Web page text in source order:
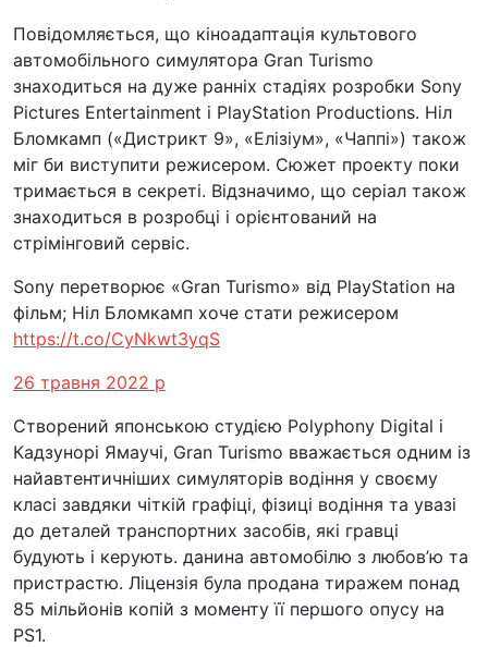
Повідомляється, що кіноадаптація культового
автомобільного симулятора Gran Turismo
знаходиться на дуже ранніх стадіях розробки Sony
Pictures Entertainment і PlayStation Productions. Ніл
Бломкамп («Дистрикт 9», «Елізіум», «Чаппі») також
міг би виступити режисером. Сюжет проекту поки
тримається в секреті. Відзначимо, що серіал також
знаходиться в розробці і орієнтований на
стрімінговий сервіс.
Sony перетворює «Gran Turismo» від PlayStation на
фільм; Ніл Бломкамп хоче стати режисером
https://t.co/CyNkwt3yqS
26 травня 2022 р
Створений японською студією Polyphony Digital і
Кадзунорі Ямаучі, Gran Turismo вважається одним із
найавтентичніших симуляторів водіння у своєму
класі завдяки чіткій графіці, фізиці водіння та увазі
до деталей транспортних засобів, які гравці
будують і керують. данина автомобілю з любов’ю та
пристрастю. Ліцензія була продана тиражем понад
85 мільйонів копій з моменту її першого опусу на
PS1.